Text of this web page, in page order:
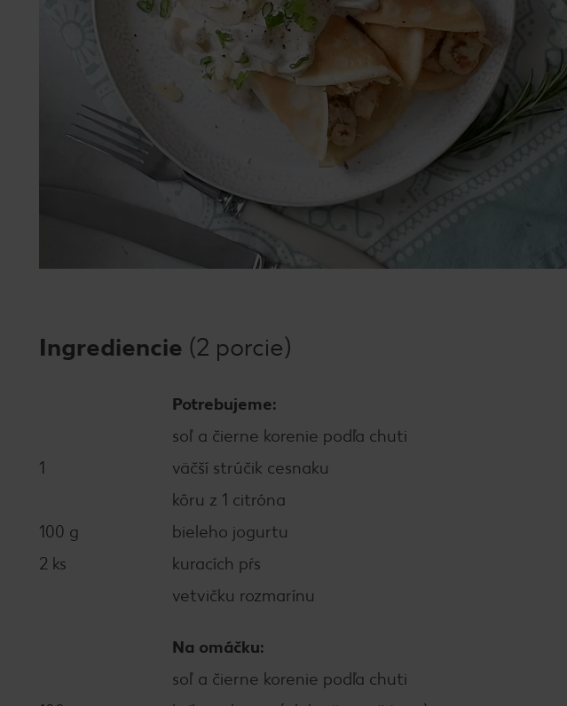
Ingrediencie (2 porcie)
Potrebujeme:
soľ a čierne korenie podľa chuti
1
väčší strúčik cesnaku
kôru z 1 citróna
100 g
bieleho jogurtu
2 ks
kuracích pŕs
vetvičku rozmarínu
Na omáčku:
soľ a čierne korenie podľa chuti